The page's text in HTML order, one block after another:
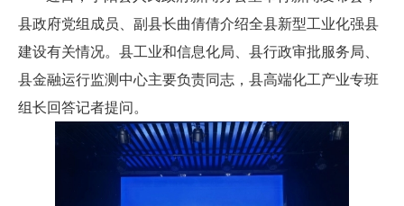
县政府党组成员、副县长曲倩倩介绍全县新型工业化强县
建设有关情况。县工业和信息化局、县行政审批服务局、
县金融运行监测中心主要负责同志，县高端化工产业专班
组长回答记者提问。